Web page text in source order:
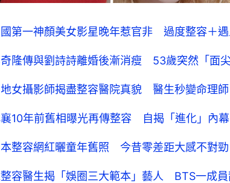
第一神顏美女影星晚年惹官非 過度整容＋
隆傳與劉詩詩離婚後漸消瘦 53歲突然「面
女攝影師揭盡整容醫院真貌 醫生秒變命理
10年前舊相曝光再傳整容 自揭「進化」內
本整容網紅曬童年舊照 今昔零差距大感不對
容醫生揭「娛圈三大範本」藝人 BTS一成員